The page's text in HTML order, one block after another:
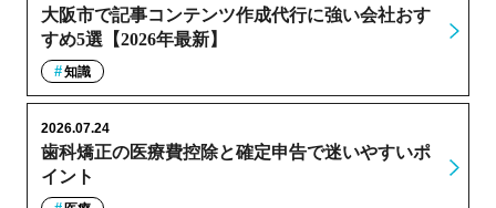
大阪市で記事コンテンツ作成代行に強い会社おす
すめ5選【2026年最新】
知識
歯科矯正の医療費控除と確定申告で迷いやすいポ
イント
2026.07.24